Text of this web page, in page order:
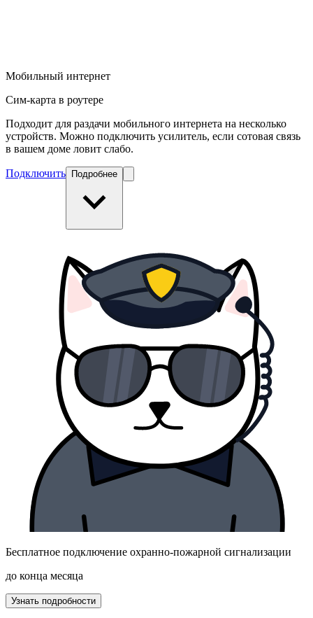
Мобильный интернет
Сим-карта в роутере
Подходит для раздачи мобильного интернета на несколько
устройств. Можно подключить усилитель, если сотовая связь
в вашем доме ловит слабо.
Подключить Подробнее
Бесплатное подключение охранно-пожарной сигнализации
до конца месяца
Узнать подробности